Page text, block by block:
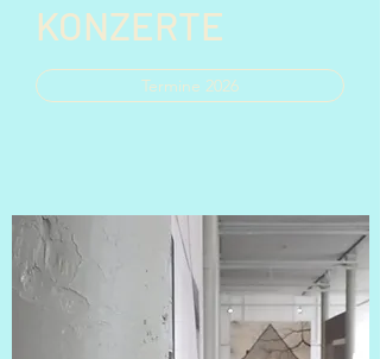
KONZERTE
Termine 2026